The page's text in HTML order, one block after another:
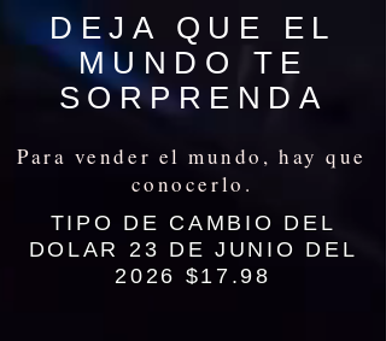
DEJA QUE EL
MUNDO TE
SORPRENDA
Para vender el mundo, hay que
conocerlo.
TIPO DE CAMBIO DEL
DOLAR 23 DE JUNIO DEL
2026 $17.98